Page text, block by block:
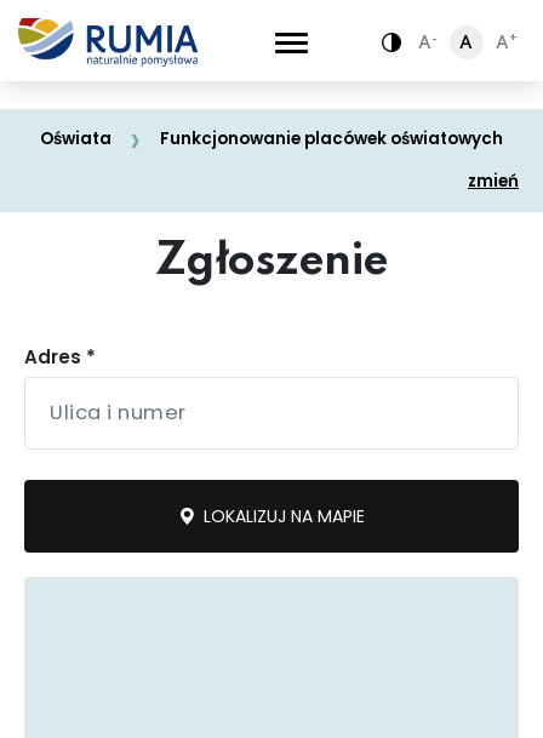
Zamiana
A - A A +
Zamiana
A - A A +
Oświata
Funkcjonowanie placówek oświatowych
zmień
graffiti
rowerowe
Zgłoszenie
Adres *
LOKALIZUJ NA MAPIE